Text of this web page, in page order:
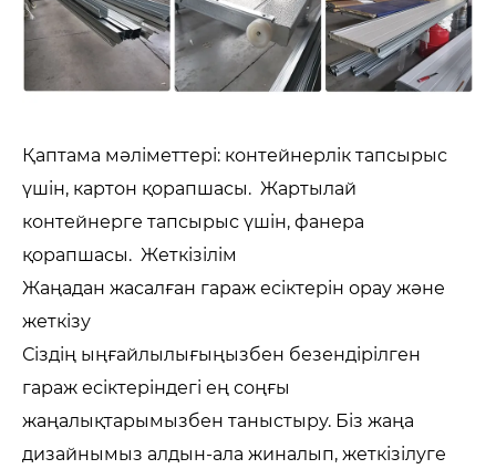
Қаптама мәліметтері: контейнерлік тапсырыс
үшін, картон қорапшасы. Жартылай
контейнерге тапсырыс үшін, фанера
қорапшасы. Жеткізілім
Жаңадан жасалған гараж есіктерін орау және
жеткізу
Сіздің ыңғайлылығыңызбен безендірілген
гараж есіктеріндегі ең соңғы
жаңалықтарымызбен таныстыру. Біз жаңа
дизайнымыз алдын-ала жиналып, жеткізілуге ​​